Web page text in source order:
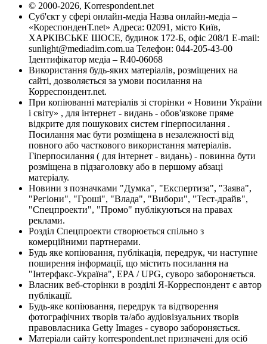
© 2000-2026, Korrespondent.net
Суб'єкт у сфері онлайн-медіа Назва онлайн-медіа –
«КореспонденТ.net» Адреса: 02091, місто Київ,
ХАРКІВСЬКЕ ШОСЕ, будинок 172-Б, офіс 208/1 E-mail:
sunlight@mediadim.com.ua Телефон: 044-205-43-00
Ідентифікатор медіа – R40-06068
Використання будь-яких матеріалів, розміщених на
сайті, дозволяється за умови посилання на
Корреспондент.net.
При копіюванні матеріалів зі сторінки « Новини України
і світу» , для інтернет - видань - обов'язкове пряме
відкрите для пошукових систем гіперпосилання .
Посилання має бути розміщена в незалежності від
повного або часткового використання матеріалів.
Гіперпосилання ( для інтернет - видань) - повинна бути
розміщена в підзаголовку або в першому абзаці
матеріалу.
Новини з позначками "Думка", "Експертиза", "Заява",
"Регіони", "Гроші", "Влада", "Вибори", "Тест-драйв",
"Спецпроекти", "Промо" публікуються на правах
реклами.
Розділ Спецпроекти створюється спільно з
комерційними партнерами.
Будь яке копіювання, публікація, передрук, чи наступне
поширення інформації, що містить посилання на
"Інтерфакс-Україна", EPA / UPG, суворо забороняється.
Власник веб-сторінки в розділі Я-Корреспондент є автор
публікації.
Будь-яке копіювання, передрук та відтворення
фотографічних творів та/або аудіовізуальних творів
правовласника Getty Images - суворо забороняється.
Матеріали сайту korrespondent.net призначені для осіб